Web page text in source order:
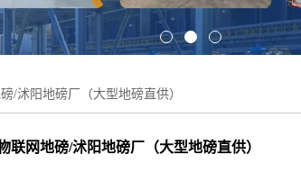
/沭阳地磅厂（大型地磅直供）
联网地磅/沭阳地磅厂（大型地磅直供）